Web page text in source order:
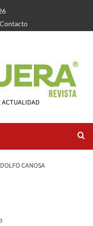
Contacto
ACTUALIDAD
CANOSA